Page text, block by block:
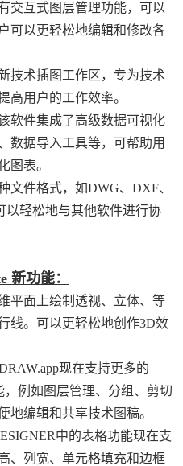
交互式图层管理功能，可以
可以更轻松地编辑和修改各
技术插图工作区，专为技术
高用户的工作效率。
软件集成了高级数据可视化
数据导入工具等，可帮助用
图表。
文件格式，如DWG、DXF、
以轻松地与其他软件进行协
新功能：
平面上绘制透视、立体、等
线。可以更轻松地创作3D效
现在支持更多的
，例如图层管理、分组、剪切
地编辑和共享技术图稿。
中的表格功能现在支
、列宽、单元格填充和边框